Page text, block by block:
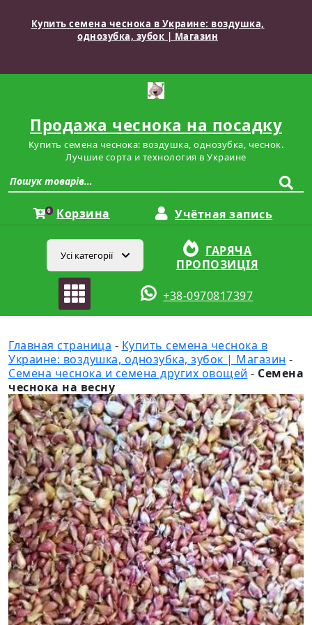
Купить семена чеснока в Украине: воздушка,
однозубка, зубок | Магазин
Продажа чеснока на посадку
Купить семена чеснока: воздушка, однозубка, чеснок.
Лучшие сорта и технология в Украине
Шукати:
0 Корзина Учётная запись
Усі категорії
ГАРЯЧА
ПРОПОЗИЦІЯ
+38-0970817397
Главная страница - Купить семена чеснока в
Украине: воздушка, однозубка, зубок | Магазин -
Семена чеснока и семена других овощей - Семена
чеснока на весну